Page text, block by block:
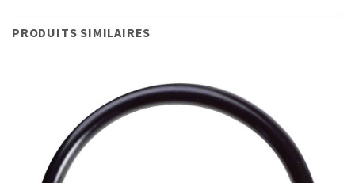
PRODUITS SIMILAIRES